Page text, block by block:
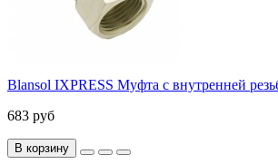
Blansol IXPRESS Муфта с внутренней
683 руб
В корзину